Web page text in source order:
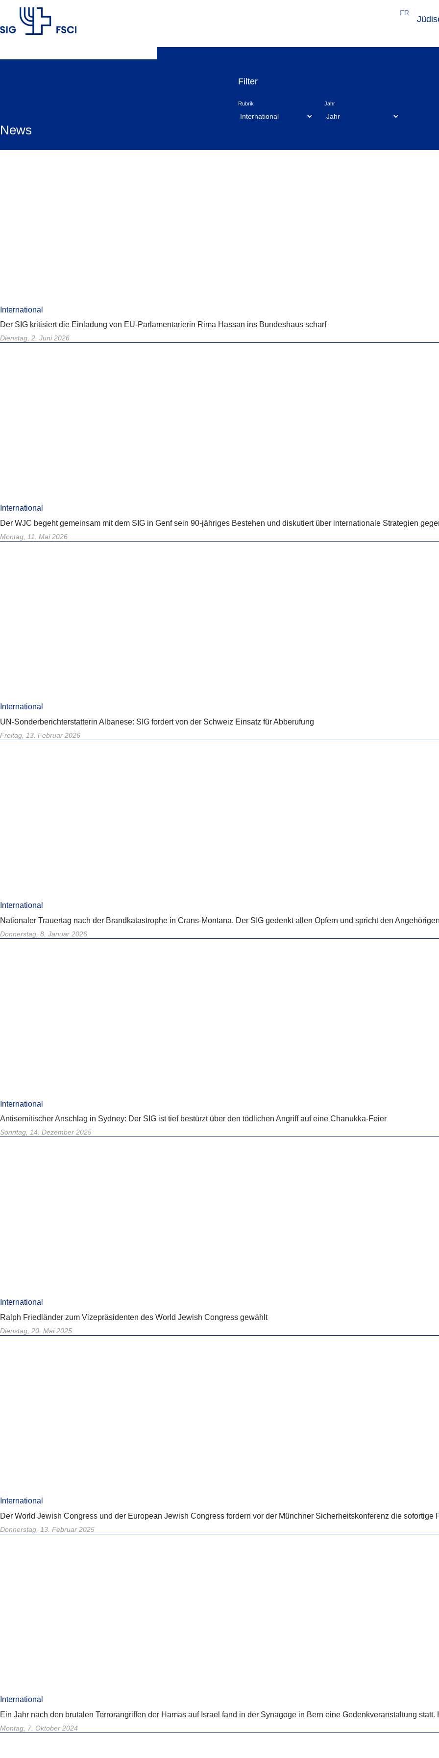
FR
News
Filter
Rubrik Jahr
International
Der SIG kritisiert die Einladung von EU-Parlamentarierin Rima Hassan ins Bundeshaus scharf
Dienstag, 2. Juni 2026
International
Der WJC begeht gemeinsam mit dem SIG in Genf sein 90-jähriges Bestehen und diskutiert über internationale Strategien
Montag, 11. Mai 2026
International
UN-Sonderberichterstatterin Albanese: SIG fordert von der Schweiz Einsatz für Abberufung
Freitag, 13. Februar 2026
International
Nationaler Trauertag nach der Brandkatastrophe in Crans-Montana. Der SIG gedenkt allen Opfern und spricht den
Donnerstag, 8. Januar 2026
International
Antisemitischer Anschlag in Sydney: Der SIG ist tief bestürzt über den tödlichen Angriff auf eine Chanukka-Feier
Sonntag, 14. Dezember 2025
International
Ralph Friedländer zum Vizepräsidenten des World Jewish Congress gewählt
Dienstag, 20. Mai 2025
International
Der World Jewish Congress und der European Jewish Congress fordern vor der Münchner Sicherheitskonferenz die
Donnerstag, 13. Februar 2025
International
Ein Jahr nach den brutalen Terrorangriffen der Hamas auf Israel fand in der Synagoge in Bern eine Gedenkveranstaltung
Montag, 7. Oktober 2024